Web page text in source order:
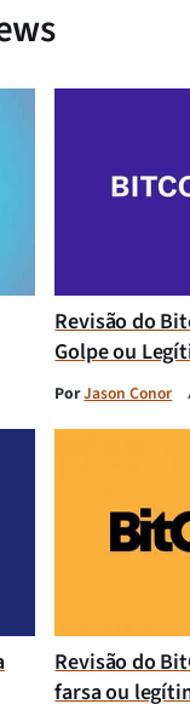
Revisão do
Golpe ou
PorJason Conor
Revisão do
farsa ou